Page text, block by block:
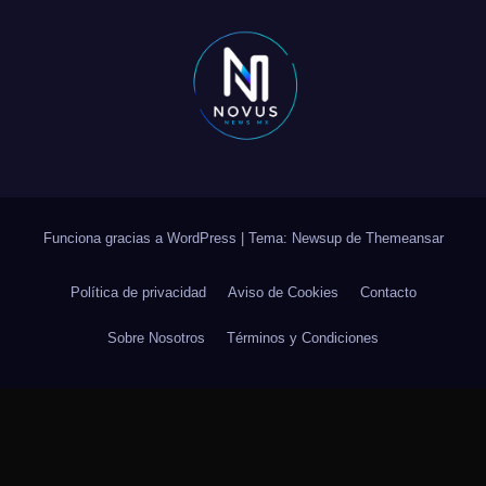
Funciona gracias a WordPress Tema: Newsup de Themeansar
Política de privacidad Aviso de Cookies Contacto
Sobre Nosotros Términos y Condiciones